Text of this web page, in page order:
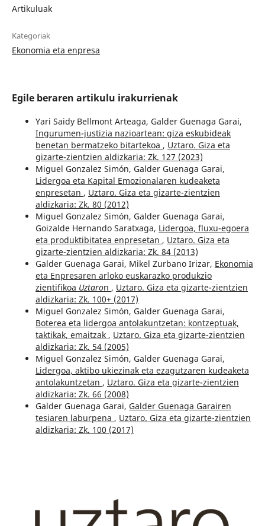
Artikuluak
Kategoriak
Ekonomia eta enpresa
Egile beraren artikulu irakurrienak
Yari Saidy Bellmont Arteaga, Galder Guenaga Garai,
Ingurumen-justizia nazioartean: giza eskubideak
benetan bermatzeko bitartekoa , Uztaro. Giza eta
gizarte-zientzien aldizkaria: Zk. 127 (2023)
Miguel Gonzalez Simón, Galder Guenaga Garai,
Lidergoa eta Kapital Emozionalaren kudeaketa
enpresetan , Uztaro. Giza eta gizarte-zientzien
aldizkaria: Zk. 80 (2012)
Miguel Gonzalez Simón, Galder Guenaga Garai,
Goizalde Hernando Saratxaga, Lidergoa, fluxu-egoera
eta produktibitatea enpresetan , Uztaro. Giza eta
gizarte-zientzien aldizkaria: Zk. 84 (2013)
Galder Guenaga Garai, Mikel Zurbano Irizar, Ekonomia
eta Enpresaren arloko euskarazko produkzio
zientifikoa Uztaron , Uztaro. Giza eta gizarte-zientzien
aldizkaria: Zk. 100+ (2017)
Miguel Gonzalez Simón, Galder Guenaga Garai,
Boterea eta lidergoa antolakuntzetan: kontzeptuak,
taktikak, emaitzak , Uztaro. Giza eta gizarte-zientzien
aldizkaria: Zk. 54 (2005)
Miguel Gonzalez Simón, Galder Guenaga Garai,
Lidergoa, aktibo ukiezinak eta ezagutzaren kudeaketa
antolakuntzetan , Uztaro. Giza eta gizarte-zientzien
aldizkaria: Zk. 66 (2008)
Galder Guenaga Garai, Galder Guenaga Garairen
tesiaren laburpena , Uztaro. Giza eta gizarte-zientzien
aldizkaria: Zk. 100 (2017)